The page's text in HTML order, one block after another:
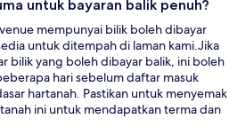
untuk bayaran balik penuh?
mempunyai bilik boleh dibayar
untuk ditempah di laman kami.Jika
bilik yang boleh dibayar balik, ini boleh
hari sebelum daftar masuk
hartanah. Pastikan untuk menyemak
ini untuk mendapatkan terma dan